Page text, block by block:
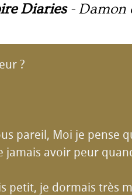
Diaries- Damon
?
pareil, Moi je pense
jamais avoir peur
petit, je dormais très